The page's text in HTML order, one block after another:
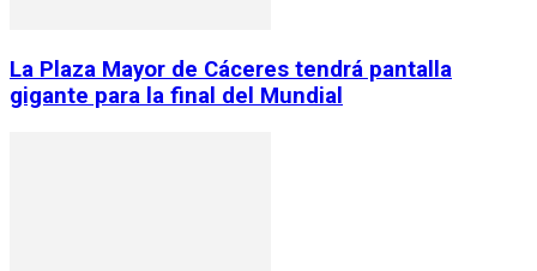
La Plaza Mayor de Cáceres tendrá pantalla
gigante para la final del Mundial